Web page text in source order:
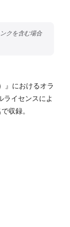
』におけるオラ
ライセンスによ
収録。